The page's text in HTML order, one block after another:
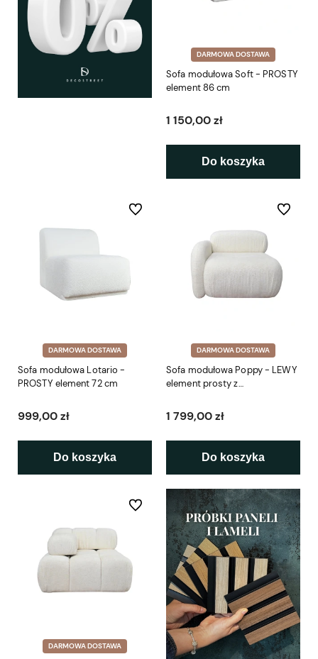
DARMOWA DOSTAWA
Sofa modułowa Soft - PROSTY
element 86 cm
1 150,00 zł
Do koszyka
DARMOWA DOSTAWA
Sofa modułowa Lotario -
PROSTY element 72 cm
999,00 zł
Do koszyka
Do ulubionych
DARMOWA DOSTAWA
Sofa modułowa Poppy - LEWY
element prosty z
1 799,00 zł
Do koszyka
Do
DARMOWA DOSTAWA
Do ulubionych